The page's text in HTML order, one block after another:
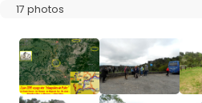
17 photos